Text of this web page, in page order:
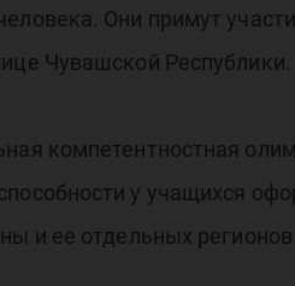
Они примут
Чувашской Республики.
компетентностная
у учащихся
и ее отдельных